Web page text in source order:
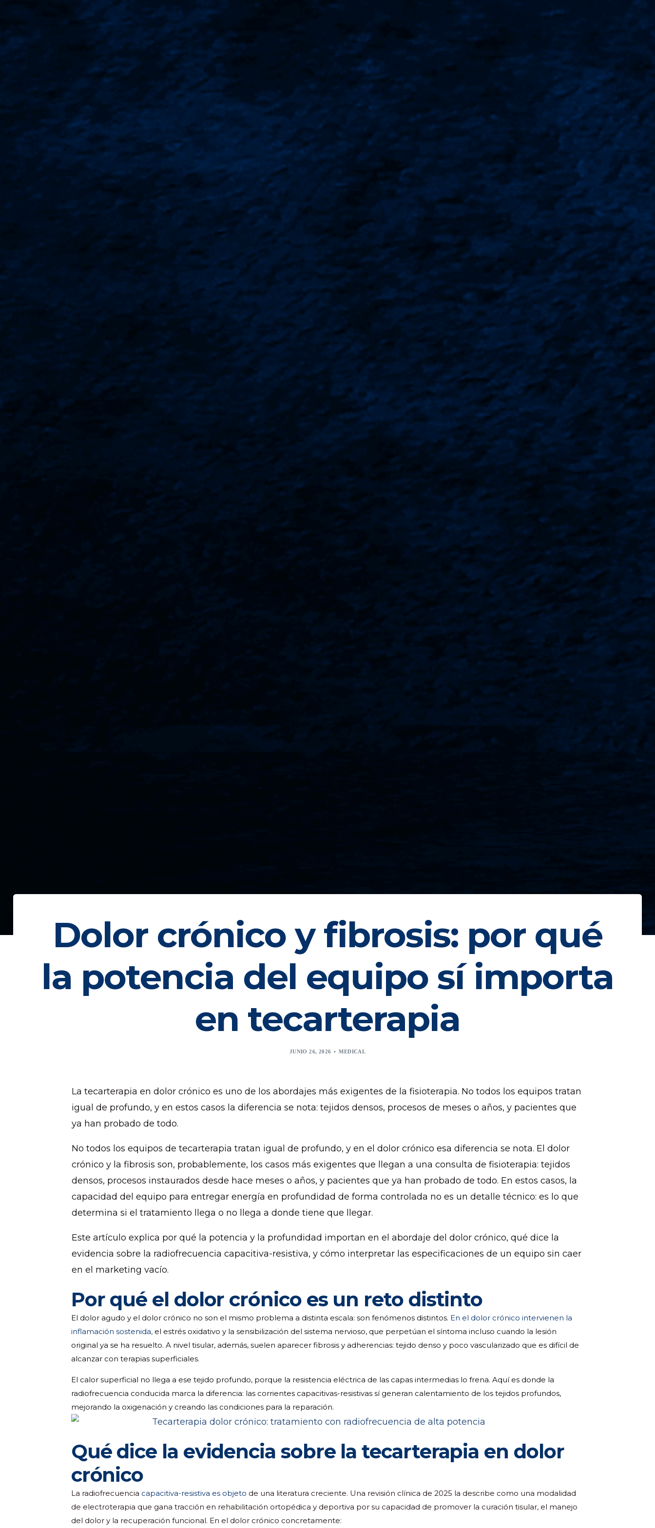
Dolor crónico y fibrosis: por qué
la potencia del equipo sí importa
en tecarterapia
JUNIO 26, 2026 MEDICAL
La tecarterapia en dolor crónico es uno de los abordajes más exigentes de la fisioterapia. No todos los equipos tratan
igual de profundo, y en estos casos la diferencia se nota: tejidos densos, procesos de meses o años, y pacientes que
ya han probado de todo.
No todos los equipos de tecarterapia tratan igual de profundo, y en el dolor crónico esa diferencia se nota. El dolor
crónico y la fibrosis son, probablemente, los casos más exigentes que llegan a una consulta de fisioterapia: tejidos
densos, procesos instaurados desde hace meses o años, y pacientes que ya han probado de todo. En estos casos, la
capacidad del equipo para entregar energía en profundidad de forma controlada no es un detalle técnico: es lo que
determina si el tratamiento llega o no llega a donde tiene que llegar.
Este artículo explica por qué la potencia y la profundidad importan en el abordaje del dolor crónico, qué dice la
evidencia sobre la radiofrecuencia capacitiva-resistiva, y cómo interpretar las especificaciones de un equipo sin caer
en el marketing vacío.
Por qué el dolor crónico es un reto distinto
El dolor agudo y el dolor crónico no son el mismo problema a distinta escala: son fenómenos distintos. En el dolor crónico intervienen la
inflamación sostenida,el estrés oxidativo y la sensibilización del sistema nervioso, que perpetúan el síntoma incluso cuando la lesión
original ya se ha resuelto. A nivel tisular, además, suelen aparecer fibrosis y adherencias: tejido denso y poco vascularizado que es difícil de
alcanzar con terapias superficiales.
El calor superficial no llega a ese tejido profundo, porque la resistencia eléctrica de las capas intermedias lo frena. Aquí es donde la
radiofrecuencia conducida marca la diferencia: las corrientes capacitivas-resistivas sí generan calentamiento de los tejidos profundos,
mejorando la oxigenación y creando las condiciones para la reparación.
Qué dice la evidencia sobre la tecarterapia en dolor
crónico
La radiofrecuencia capacitiva-resistiva es objeto de una literatura creciente. Una revisión clínica de 2025 la describe como una modalidad
de electroterapia que gana tracción en rehabilitación ortopédica y deportiva por su capacidad de promover la curación tisular, el manejo
del dolor y la recuperación funcional. En el dolor crónico concretamente: